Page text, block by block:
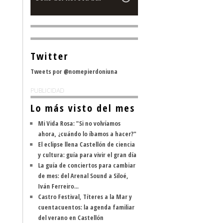
Twitter
Tweets por @nomepierdoniuna
PUBLICIDAD
Lo más visto del mes
Mi Vida Rosa: "Si no volvíamos
ahora, ¿cuándo lo íbamos a hacer?"
El eclipse llena Castellón de ciencia
y cultura: guía para vivir el gran día
La guía de conciertos para cambiar
de mes: del Arenal Sound a Siloé,
Iván Ferreiro...
Castro Festival, Títeres a la Mar y
cuentacuentos: la agenda familiar
del verano en Castellón